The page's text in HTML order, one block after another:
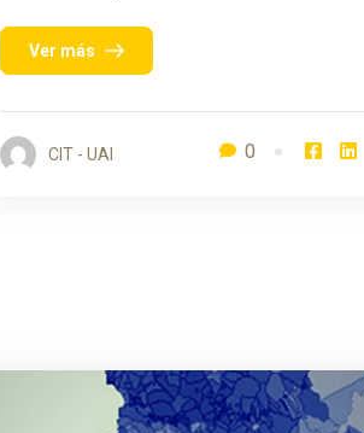
Ver más
CIT - UAI 0